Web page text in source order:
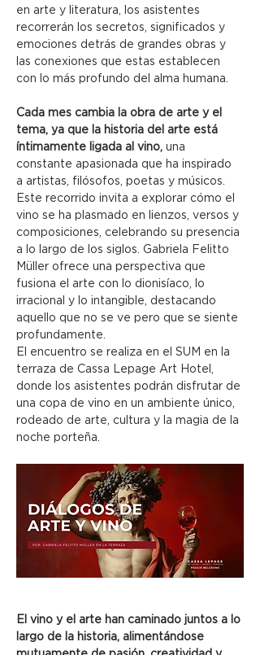
en arte y literatura, los asistentes
recorrerán los secretos, significados y
emociones detrás de grandes obras y
las conexiones que estas establecen
con lo más profundo del alma humana.
Cada mes cambia la obra de arte y el
tema, ya que la historia del arte está
íntimamente ligada al vino, una
constante apasionada que ha inspirado
a artistas, filósofos, poetas y músicos.
Este recorrido invita a explorar cómo el
vino se ha plasmado en lienzos, versos y
composiciones, celebrando su presencia
a lo largo de los siglos. Gabriela Felitto
Müller ofrece una perspectiva que
fusiona el arte con lo dionisíaco, lo
irracional y lo intangible, destacando
aquello que no se ve pero que se siente
profundamente.
El encuentro se realiza en el SUM en la
terraza de Cassa Lepage Art Hotel,
donde los asistentes podrán disfrutar de
una copa de vino en un ambiente único,
rodeado de arte, cultura y la magia de la
noche porteña.
El vino y el arte han caminado juntos a lo
largo de la historia, alimentándose